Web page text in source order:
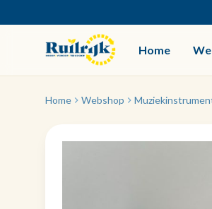
Home
Home Webshop